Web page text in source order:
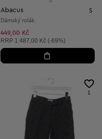
Abacus S
Dámský rolák.
449,00 Kč
Doporučená cena:
RRP 1 487,00 Kč (-69%)
1